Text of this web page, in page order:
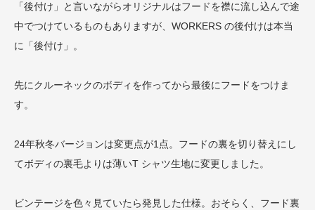
「後付け」と言いながらオリジナルはフードを襟に流し込んで途
中でつけているものもありますが、WORKERS の後付けは本当
に「後付け」。
先にクルーネックのボディを作ってから最後にフードをつけま
す。
24年秋冬バージョンは変更点が1点。フードの裏を切り替えにし
てボディの裏毛よりは薄いT シャツ生地に変更しました。
ビンテージを色々見ていたら発見した仕様。おそらく、フード裏